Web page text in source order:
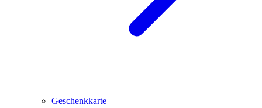
Geschenkkarte